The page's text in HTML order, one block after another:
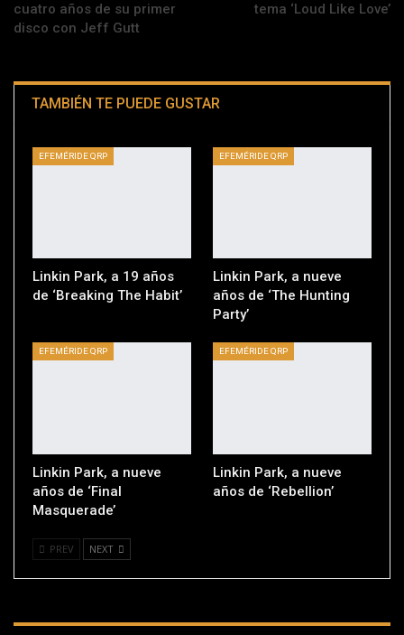
cuatro años de su primer
disco con Jeff Gutt
tema ‘Loud Like Love’
TAMBIÉN TE PUEDE GUSTAR
EFEMÉRIDE QRP
Linkin Park, a 19 años
de ‘Breaking The Habit’
EFEMÉRIDE QRP
Linkin Park, a nueve
años de ‘The Hunting
Party’
EFEMÉRIDE QRP
Linkin Park, a nueve
años de ‘Final
Masquerade’
EFEMÉRIDE QRP
Linkin Park, a nueve
años de ‘Rebellion’
PREV NEXT